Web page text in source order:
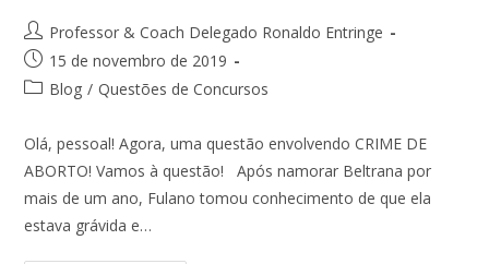
Professor & Coach Delegado Ronaldo Entringe
15 de novembro de 2019
Blog / Questões de Concursos
Olá, pessoal! Agora, uma questão envolvendo CRIME DE
ABORTO! Vamos à questão! Após namorar Beltrana por
mais de um ano, Fulano tomou conhecimento de que ela
estava grávida e…